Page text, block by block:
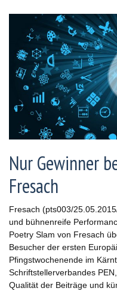
Nur Gewinner
Fresach
Fresach (pts003/
und bühnenreife
Poetry Slam von Fresach
Besucher der ersten
Pfingstwochenende im
Schriftstellerverbandes
Qualität der Beiträge und